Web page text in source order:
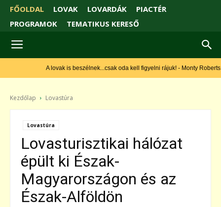
FŐOLDAL LOVAK LOVARDÁK
PIACTÉR
PROGRAMOK
TEMATIKUS KERESŐ
A lovak is beszélnek...csak oda kell figyelni rájuk! - Monty Roberts
Kezdőlap Lovastúra
Lovastúra
Lovasturisztikai hálózat
épült ki Észak-
Magyarországon és az
Észak-Alföldön